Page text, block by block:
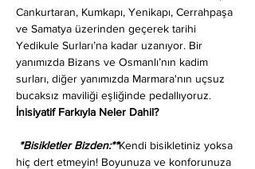
Cankurtaran, Kumkapı, Yenikapı, Cerrahpaşa
ve Samatya üzerinden geçerek tarihi
Yedikule Surları’na kadar uzanıyor. Bir
yanımızda Bizans ve Osmanlı’nın kadim
surları, diğer yanımızda Marmara'nın uçsuz
bucaksız maviliği eşliğinde pedallıyoruz.
İnisiyatif Farkıyla Neler Dahil?
*Bisikletler Bizden:**Kendi bisikletiniz yoksa
hiç dert etmeyin! Boyunuza ve konforunuza